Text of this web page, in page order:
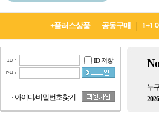
+플러스상품 공동구매 1+1
ID 저장
아이디/비밀번호찾기
누